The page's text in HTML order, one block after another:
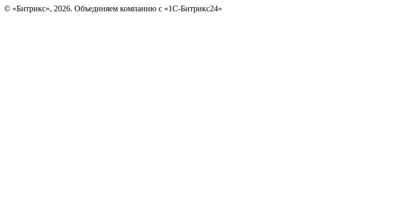
© «Битрикс», 2026. Объединяем компанию с «1С-Битрикс24»